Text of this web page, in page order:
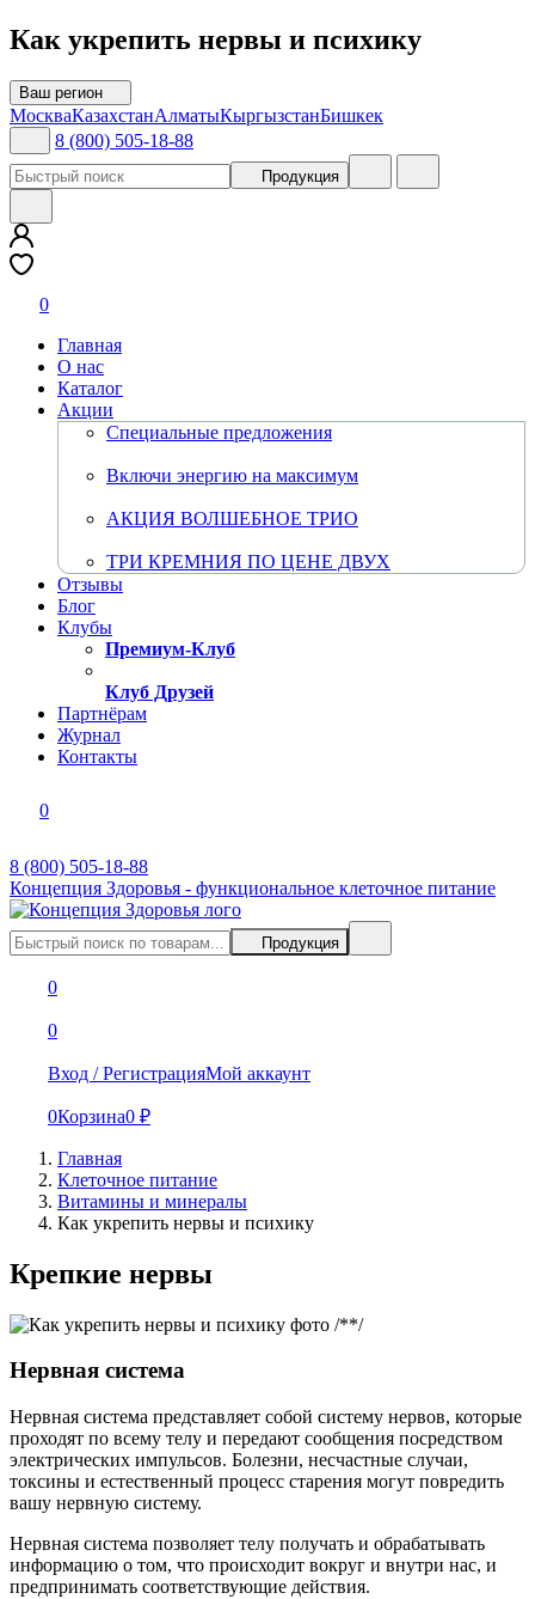
Как укрепить нервы и психику
Ваш регион
МоскваКазахстанАлматыКыргызстанБишкек
8 (800) 505-18-88
Продукция
0
Главная
О нас
Каталог
Акции
Специальные предложения
Включи энергию на максимум
АКЦИЯ ВОЛШЕБНОЕ ТРИО
ТРИ КРЕМНИЯ ПО ЦЕНЕ ДВУХ
Отзывы
Блог
Клубы
Премиум-Клуб
Клуб Друзей
Партнёрам
Журнал
Контакты
0
8 (800) 505-18-88
Концепция Здоровья - функциональное клеточное питание
Продукция
0
0
Вход / РегистрацияМой аккаунт
0Корзина0 ₽
Главная
Клеточное питание
Витамины и минералы
Как укрепить нервы и психику
Крепкие нервы
/**/
Нервная система
Нервная система представляет собой систему нервов, которые
проходят по всему телу и передают сообщения посредством
электрических импульсов. Болезни, несчастные случаи,
токсины и естественный процесс старения могут повредить
вашу нервную систему.
Нервная система позволяет телу получать и обрабатывать
информацию о том, что происходит вокруг и внутри нас, и
предпринимать соответствующие действия.